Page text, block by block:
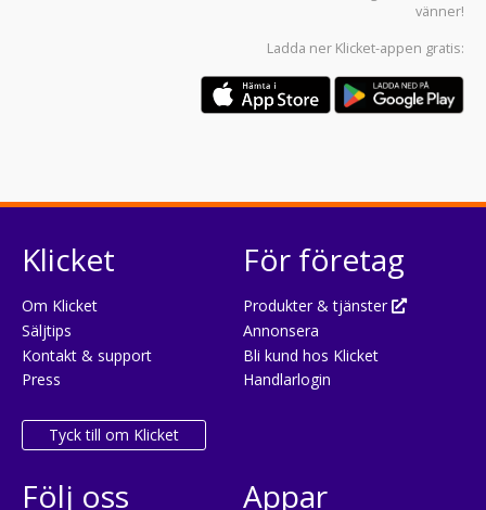
vänner!
Ladda ner Klicket-appen gratis:
Klicket
Om Klicket
Säljtips
Kontakt & support
Press
Tyck till om Klicket
För företag
Produkter & tjänster
Annonsera
Bli kund hos Klicket
Handlarlogin
Följ oss Appar